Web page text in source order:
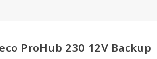
ProHub 230 12V Backup